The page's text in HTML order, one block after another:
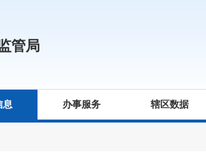
管局
息 办事服务 辖区数据